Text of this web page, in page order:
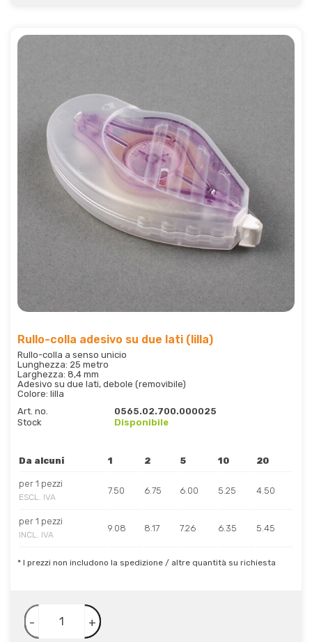
Rullo-colla adesivo su due lati (lilla)
Rullo-colla a senso unicio
Lunghezza: 25 metro
Larghezza: 8,4 mm
Adesivo su due lati, debole (removibile)
Colore: lilla
Art. no.
0565.02.700.000025
Stock
Disponibile
Da alcuni 1 2 5 10 20
per 1 pezzi
ESCL. IVA
7.50 6.75 6.00 5.25 4.50
per 1 pezzi
INCL. IVA
9.08 8.17 7.26 6.35 5.45
* I prezzi non includono la spedizione / altre quantità su richiesta
- +